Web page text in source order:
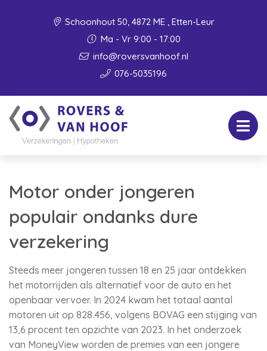
Schoonhout 50, 4872 ME , Etten-Leur
Ma - Vr 9:00 - 17:00
info@roversvanhoof.nl
076-5035196
Motor onder jongeren
populair ondanks dure
verzekering
Steeds meer jongeren tussen 18 en 25 jaar ontdekken
het motorrijden als alternatief voor de auto en het
openbaar vervoer. In 2024 kwam het totaal aantal
motoren uit op 828.456, volgens BOVAG een stijging van
13,6 procent ten opzichte van 2023. In het onderzoek
van MoneyView worden de premies van een jongere